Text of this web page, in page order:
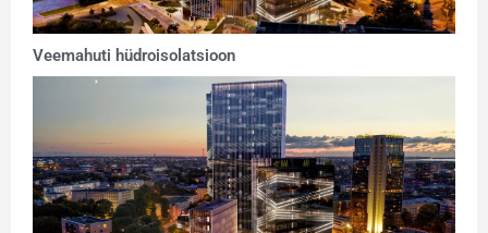
Veemahuti hüdroisolatsioon